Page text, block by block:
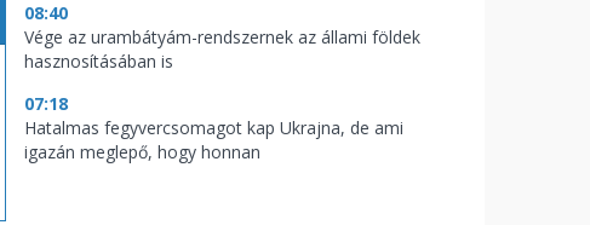
08:40
Vége az urambátyám-rendszernek az állami földek
hasznosításában is
07:18
Hatalmas fegyvercsomagot kap Ukrajna, de ami
igazán meglepő, hogy honnan